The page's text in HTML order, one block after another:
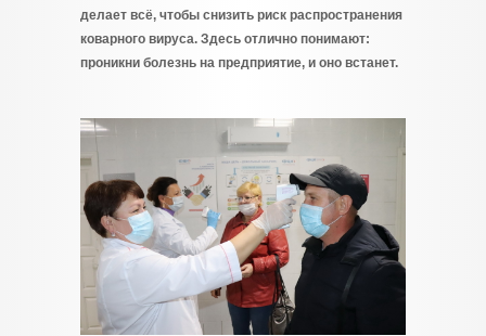
делает всё, чтобы снизить риск распространения
коварного вируса. Здесь отлично понимают:
проникни болезнь на предприятие, и оно встанет.